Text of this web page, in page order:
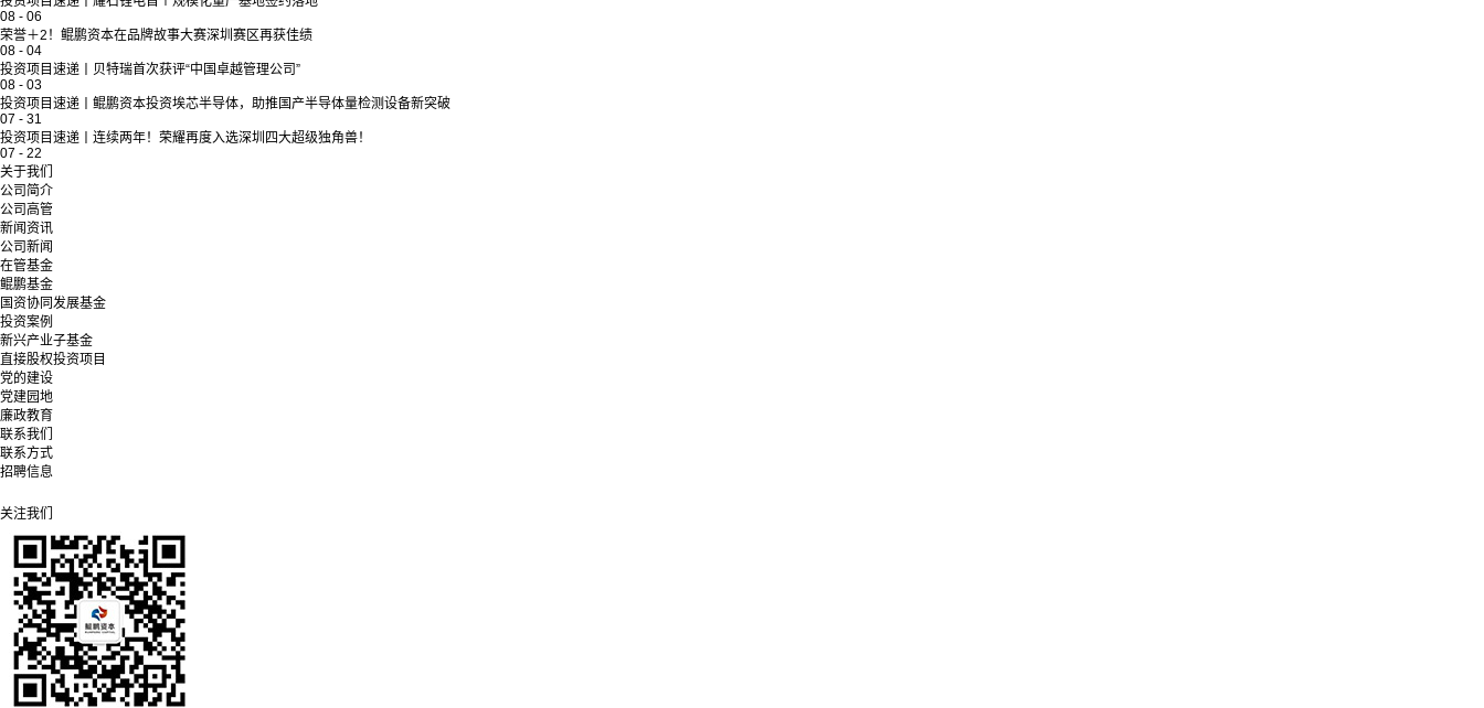
08 - 06
荣誉＋2！鲲鹏资本在品牌故事大赛深圳赛区再获佳绩
08 - 04
投资项目速递丨贝特瑞首次获评“中国卓越管理公司”
08 - 03
投资项目速递丨鲲鹏资本投资埃芯半导体，助推国产半导体量检测设备新突破
07 - 31
投资项目速递丨连续两年！荣耀再度入选深圳四大超级独角兽！
07 - 22
关于我们
公司简介
公司高管
新闻资讯
公司新闻
在管基金
鲲鹏基金
国资协同发展基金
投资案例
新兴产业子基金
直接股权投资项目
党的建设
党建园地
廉政教育
联系我们
联系方式
招聘信息
关注我们